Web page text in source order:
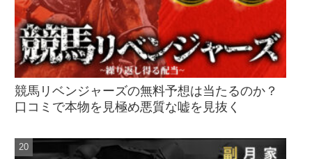
競馬リベンジャーズの無料予想は当たるのか？
口コミで本物を見極め悪質な嘘を見抜く